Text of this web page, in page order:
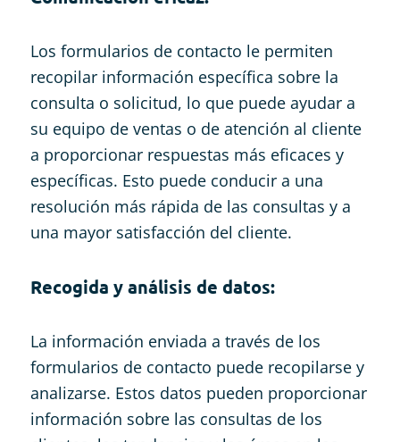
Los formularios de contacto le permiten
recopilar información específica sobre la
consulta o solicitud, lo que puede ayudar a
su equipo de ventas o de atención al cliente
a proporcionar respuestas más eficaces y
específicas. Esto puede conducir a una
resolución más rápida de las consultas y a
una mayor satisfacción del cliente.
Recogida y análisis de datos:
La información enviada a través de los
formularios de contacto puede recopilarse y
analizarse. Estos datos pueden proporcionar
información sobre las consultas de los